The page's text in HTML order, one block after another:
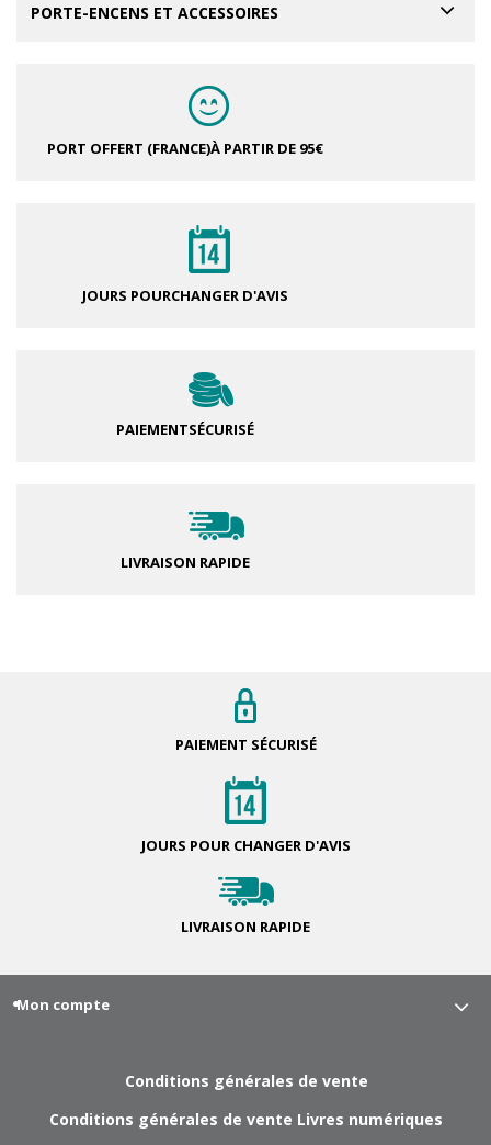
PORTE-ENCENS ET ACCESSOIRES
PORT OFFERT (FRANCE)À PARTIR DE 95€
JOURS POURCHANGER D'AVIS
PAIEMENTSÉCURISÉ
LIVRAISON RAPIDE
PAIEMENT SÉCURISÉ
JOURS POUR CHANGER D'AVIS
LIVRAISON RAPIDE
Mon compte
Conditions générales de vente
Conditions générales de vente Livres numériques